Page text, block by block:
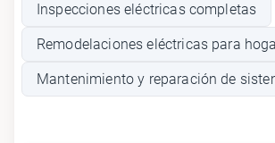
Inspecciones eléctricas completas
Remodelaciones eléctricas para
Mantenimiento y reparación de